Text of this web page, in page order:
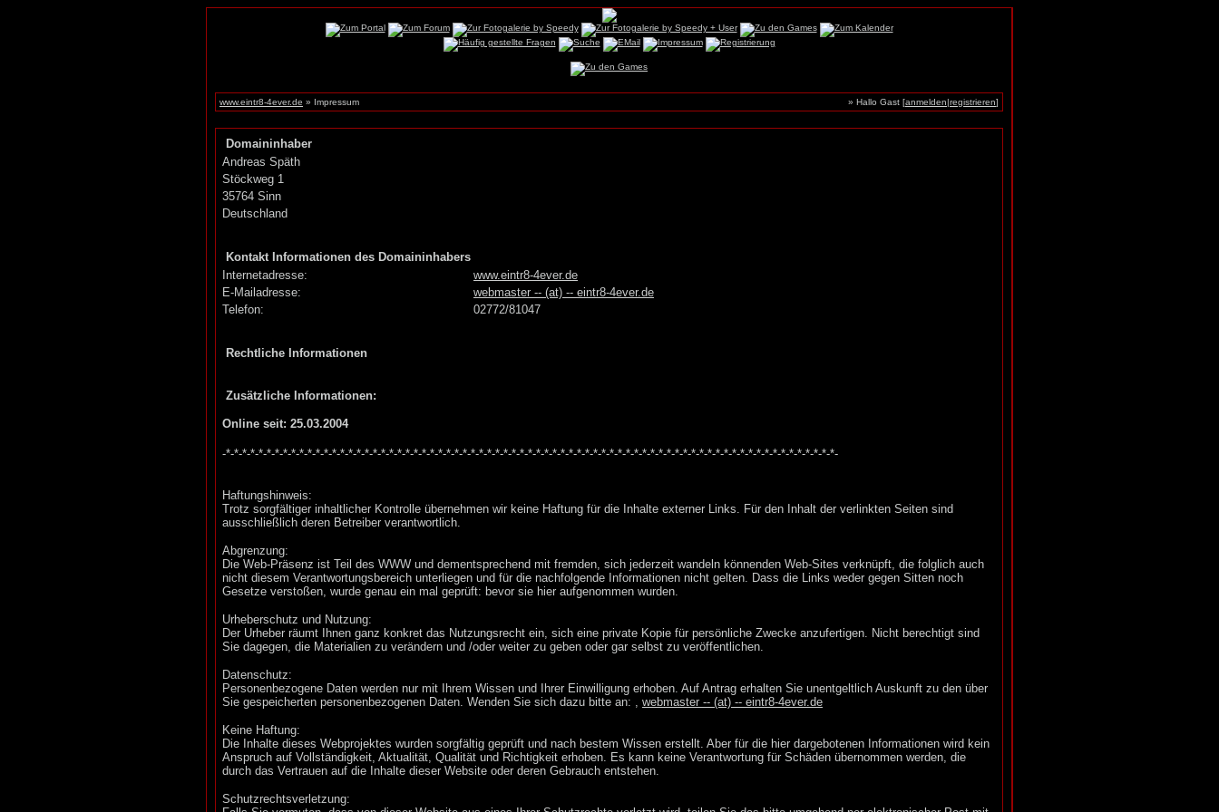
www.eintr8-4ever.de » Impressum » Hallo Gast [anmelden|registrieren]
Domaininhaber
Andreas Späth
Stöckweg 1
35764 Sinn
Deutschland
Kontakt Informationen des Domaininhabers
Internetadresse:
www.eintr8-4ever.de
E-Mailadresse:
webmaster -- (at) -- eintr8-4ever.de
Telefon:
02772/81047
Rechtliche Informationen
Zusätzliche Informationen:
Online seit: 25.03.2004
-*-*-*-*-*-*-*-*-*-*-*-*-*-*-*-*-*-*-*-*-*-*-*-*-*-*-*-*-*-*-*-*-*-*-*-*-*-*-*-*-*-*-*-*-*-*-*-*-*-*-*-*-*-*-*-*-*-*-*-*-*-*-*-*-*-*-*-*-*-*-*-*-*-*-*-
Haftungshinweis:
Trotz sorgfältiger inhaltlicher Kontrolle übernehmen wir keine Haftung für die Inhalte externer Links. Für den Inhalt der verlinkten Seiten sind
ausschließlich deren Betreiber verantwortlich.
Abgrenzung:
Die Web-Präsenz ist Teil des WWW und dementsprechend mit fremden, sich jederzeit wandeln könnenden Web-Sites verknüpft, die folglich auch
nicht diesem Verantwortungsbereich unterliegen und für die nachfolgende Informationen nicht gelten. Dass die Links weder gegen Sitten noch
Gesetze verstoßen, wurde genau ein mal geprüft: bevor sie hier aufgenommen wurden.
Urheberschutz und Nutzung:
Der Urheber räumt Ihnen ganz konkret das Nutzungsrecht ein, sich eine private Kopie für persönliche Zwecke anzufertigen. Nicht berechtigt sind
Sie dagegen, die Materialien zu verändern und /oder weiter zu geben oder gar selbst zu veröffentlichen.
Datenschutz:
Personenbezogene Daten werden nur mit Ihrem Wissen und Ihrer Einwilligung erhoben. Auf Antrag erhalten Sie unentgeltlich Auskunft zu den über
Sie gespeicherten personenbezogenen Daten. Wenden Sie sich dazu bitte an: , webmaster -- (at) -- eintr8-4ever.de
Keine Haftung:
Die Inhalte dieses Webprojektes wurden sorgfältig geprüft und nach bestem Wissen erstellt. Aber für die hier dargebotenen Informationen wird kein
Anspruch auf Vollständigkeit, Aktualität, Qualität und Richtigkeit erhoben. Es kann keine Verantwortung für Schäden übernommen werden, die
durch das Vertrauen auf die Inhalte dieser Website oder deren Gebrauch entstehen.
Schutzrechtsverletzung: